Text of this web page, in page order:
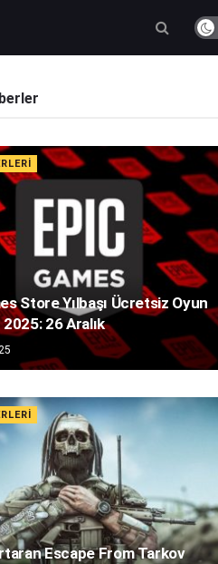
Store Yılbaşı Ücretsiz Oyun
26 Aralık
Escape From Tarkov